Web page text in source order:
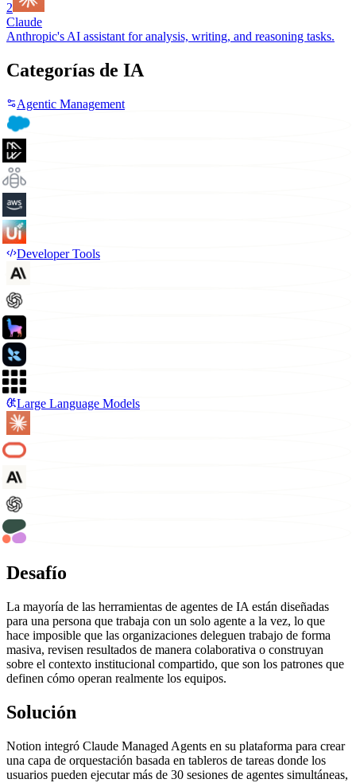
2
Claude
Anthropic's AI assistant for analysis, writing, and reasoning tasks.
Categorías de IA
Agentic Management
Developer Tools
Large Language Models
Desafío
La mayoría de las herramientas de agentes de IA están diseñadas
para una persona que trabaja con un solo agente a la vez, lo que
hace imposible que las organizaciones deleguen trabajo de forma
masiva, revisen resultados de manera colaborativa o construyan
sobre el contexto institucional compartido, que son los patrones que
definen cómo operan realmente los equipos.
Solución
Notion integró Claude Managed Agents en su plataforma para crear
una capa de orquestación basada en tableros de tareas donde los
usuarios pueden ejecutar más de 30 sesiones de agentes simultáneas,